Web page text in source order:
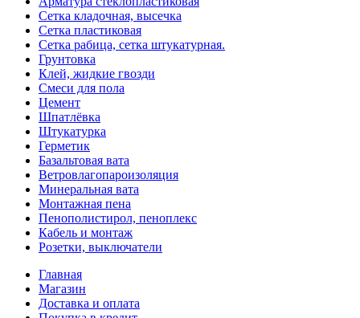
Сетка кладочная, высечка
Сетка пластиковая
Сетка рабица, сетка штукатурная.
Грунтовка
Клей, жидкие гвозди
Смеси для пола
Цемент
Шпатлёвка
Штукатурка
Герметик
Базальтовая вата
Ветровлагопароизоляция
Минеральная вата
Монтажная пена
Пенополистирол, пеноплекс
Кабель и монтаж
Розетки, выключатели
Главная
Магазин
Доставка и оплата